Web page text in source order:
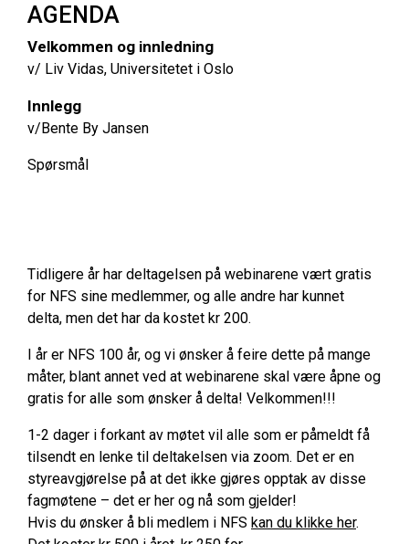
AGENDA
Velkommen og innledning
v/ Liv Vidas, Universitetet i Oslo
Innlegg
v/Bente By Jansen
Spørsmål
Tidligere år har deltagelsen på webinarene vært gratis
for NFS sine medlemmer, og alle andre har kunnet
delta, men det har da kostet kr 200.
I år er NFS 100 år, og vi ønsker å feire dette på mange
måter, blant annet ved at webinarene skal være åpne og
gratis for alle som ønsker å delta! Velkommen!!!
1-2 dager i forkant av møtet vil alle som er påmeldt få
tilsendt en lenke til deltakelsen via zoom. Det er en
styreavgjørelse på at det ikke gjøres opptak av disse
fagmøtene – det er her og nå som gjelder!
Hvis du ønsker å bli medlem i NFS kan du klikke her.